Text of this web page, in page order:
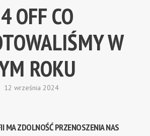
OFF CO
W
ROKU
12 września 2024
MA ZDOLNOŚĆ PRZENOSZENIA NAS